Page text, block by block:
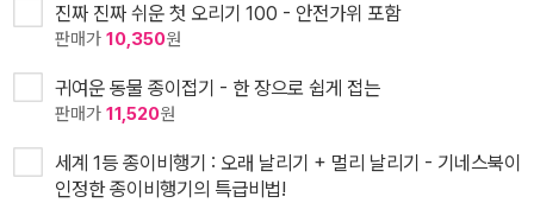
진짜 진짜 쉬운 첫 오리기 100 - 안전가위 포함
판매가 10,350원
귀여운 동물 종이접기 - 한 장으로 쉽게 접는
판매가 11,520원
세계 1등 종이비행기 : 오래 날리기 + 멀리 날리기 - 기네스북이
인정한 종이비행기의 특급비법!